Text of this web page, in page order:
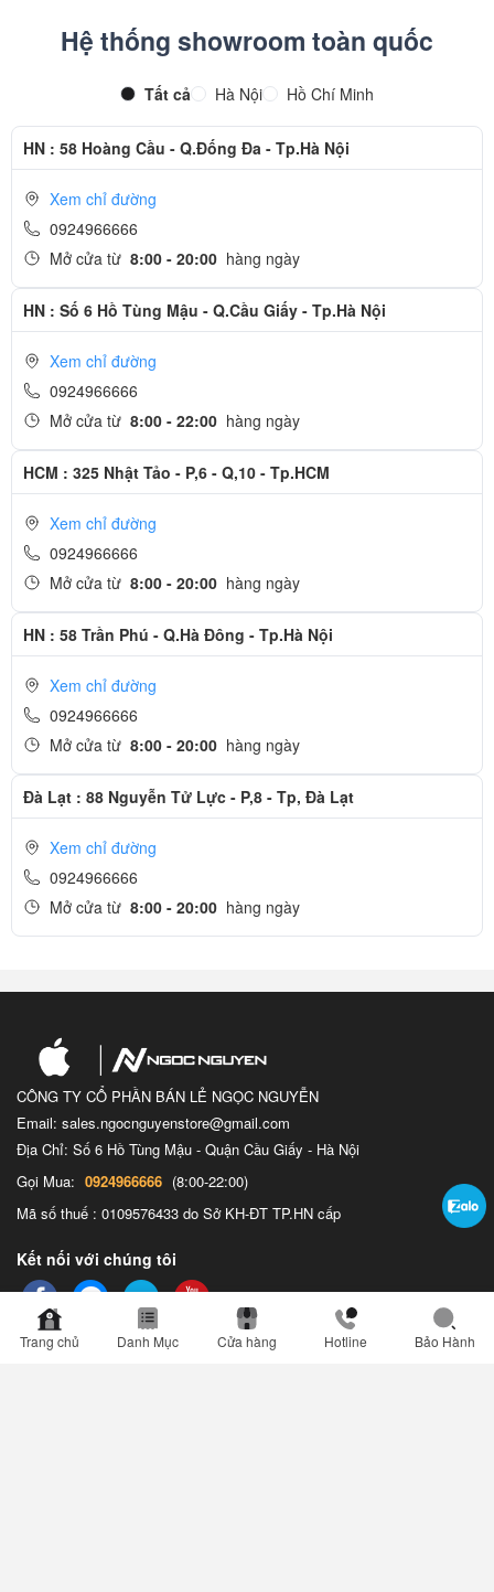
Hệ thống showroom toàn quốc
Tất cả Hà Nội Hồ Chí Minh
HN : 58 Hoàng Cầu - Q.Đống Đa - Tp.Hà Nội
Xem chỉ đường
0924966666
Mở cửa từ 8:00 - 20:00 hàng ngày
HN : Số 6 Hồ Tùng Mậu - Q.Cầu Giấy - Tp.Hà Nội
Xem chỉ đường
0924966666
Mở cửa từ 8:00 - 22:00 hàng ngày
HCM : 325 Nhật Tảo - P,6 - Q,10 - Tp.HCM
Xem chỉ đường
0924966666
Mở cửa từ 8:00 - 20:00 hàng ngày
HN : 58 Trần Phú - Q.Hà Đông - Tp.Hà Nội
Xem chỉ đường
0924966666
Mở cửa từ 8:00 - 20:00 hàng ngày
Đà Lạt : 88 Nguyễn Tử Lực - P,8 - Tp, Đà Lạt
Xem chỉ đường
0924966666
Mở cửa từ 8:00 - 20:00 hàng ngày
CÔNG TY CỔ PHẦN BÁN LẺ NGỌC NGUYỄN
Email: sales.ngocnguyenstore@gmail.com
Địa Chỉ: Số 6 Hồ Tùng Mậu - Quận Cầu Giấy - Hà Nội
Gọi Mua: 0924966666 (8:00-22:00)
Mã số thuế : 0109576433 do Sở KH-ĐT TP.HN cấp
Kết nối với chúng tôi
Trang chủ Danh Mục Cửa hàng Hotline Bảo Hành